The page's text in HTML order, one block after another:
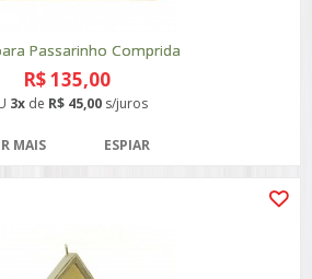
Passarinho Comprida
R$ 135,00
3x de R$ 45,00 s/juros
MAIS ESPIAR